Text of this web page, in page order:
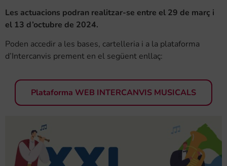
Les actuacions podran realitzar-se entre el 29 de març i
el 13 d’octubre de 2024.
Poden accedir a les bases, cartelleria i a la plataforma
d’Intercanvis prement en el següent enllaç:
Plataforma WEB INTERCANVIS MUSICALS